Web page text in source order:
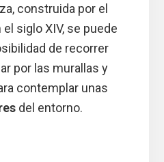
construida por el
siglo XIV, se puede
de recorrer
por las murallas y
contemplar unas
del entorno.